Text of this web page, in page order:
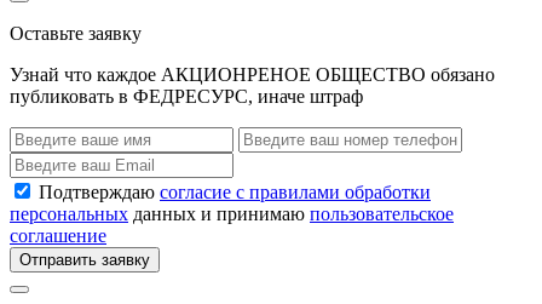
Оставьте заявку
Узнай что каждое АКЦИОНРЕНОЕ ОБЩЕСТВО обязано
публиковать в ФЕДРЕСУРС, иначе штраф
Подтверждаю согласие с правилами обработки
персональных данных и принимаю пользовательское
соглашение
Отправить заявку